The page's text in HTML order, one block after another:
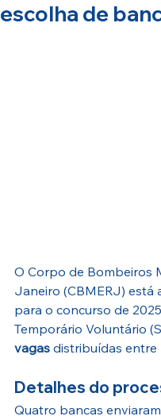
escolha de
O Corpo de Bombeiros
Janeiro (CBMERJ)
para o concurso de
Temporário Voluntário
vagas distribuídas entre
Detalhes do
Quatro bancas